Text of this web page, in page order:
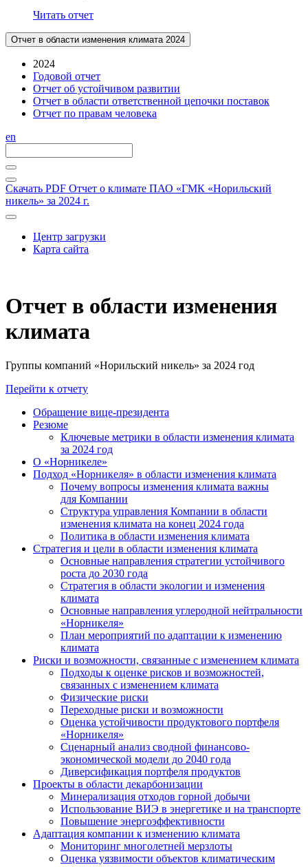
Читать отчет
Отчет в области изменения климата 2024
2024
Годовой отчет
Отчет об устойчивом развитии
Отчет в области ответственной цепочки поставок
Отчет по правам человека
en
Скачать PDF Отчет о климате ПАО «ГМК «Норильский
никель» за 2024 г.
Центр загрузки
Карта сайта
Отчет в области изменения
климата
Группы компаний «Норильский никель» за 2024 год
Перейти к отчету
Обращение вице-президента
Резюме
Ключевые метрики в области изменения климата
за 2024 год
О «Норникеле»
Подход «Норникеля» в области изменения климата
Почему вопросы изменения климата важны
для Компании
Структура управления Компании в области
изменения климата на конец 2024 года
Политика в области изменения климата
Стратегия и цели в области изменения климата
Основные направления стратегии устойчивого
роста до 2030 года
Стратегия в области экологии и изменения
климата
Основные направления углеродной нейтральности
«Норникеля»
План мероприятий по адаптации к изменению
климата
Риски и возможности, связанные с изменением климата
Подходы к оценке рисков и возможностей,
связанных с изменением климата
Физические риски
Переходные риски и возможности
Оценка устойчивости продуктового портфеля
«Норникеля»
Сценарный анализ сводной финансово-
экономической модели до 2040 года
Диверсификация портфеля продуктов
Проекты в области декарбонизации
Минерализация отходов горной добычи
Использование ВИЭ в энергетике и на транспорте
Повышение энергоэффективности
Адаптация компании к изменению климата
Мониторинг многолетней мерзлоты
Оценка уязвимости объектов климатическим